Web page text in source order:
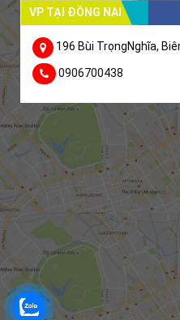
VP TẠI ĐỒNG NAI
196 Bùi TrọngNghĩa,
0906700438